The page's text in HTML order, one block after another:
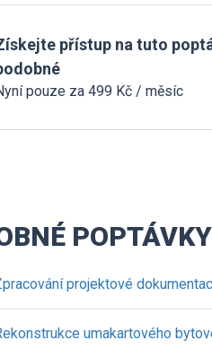
přístup na tuto
pouze za 499 Kč / měsíc
POPTÁVKY
projektové
umakartového